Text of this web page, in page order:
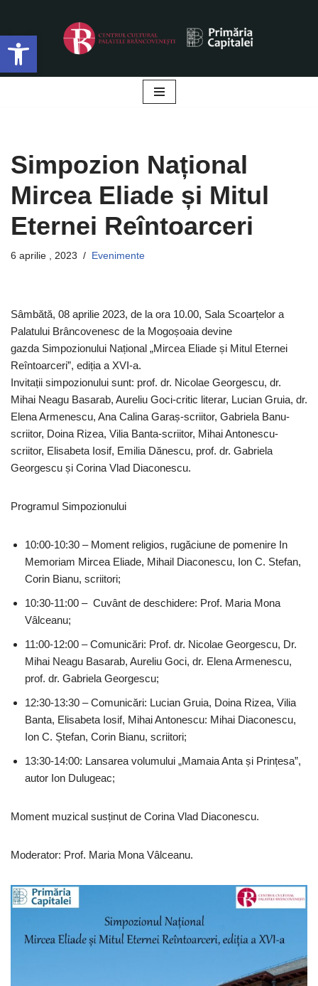
Deschide bara de unelte
Sari
la
conținut
Simpozion Național
Mircea Eliade și Mitul
Eternei Reîntoarceri
6 aprilie , 2023 Evenimente
Sâmbătă, 08 aprilie 2023, de la ora 10.00, Sala Scoarțelor a
Palatului Brâncovenesc de la Mogoșoaia devine
gazda Simpozionului Național „Mircea Eliade și Mitul Eternei
Reîntoarceri”, ediția a XVI-a.
Invitații simpozionului sunt: prof. dr. Nicolae Georgescu, dr.
Mihai Neagu Basarab, Aureliu Goci-critic literar, Lucian Gruia, dr.
Elena Armenescu, Ana Calina Garaș-scriitor, Gabriela Banu-
scriitor, Doina Rizea, Vilia Banta-scriitor, Mihai Antonescu-
scriitor, Elisabeta Iosif, Emilia Dănescu, prof. dr. Gabriela
Georgescu și Corina Vlad Diaconescu.
Programul Simpozionului
10:00-10:30 – Moment religios, rugăciune de pomenire In
Memoriam Mircea Eliade, Mihail Diaconescu, Ion C. Stefan,
Corin Bianu, scriitori;
10:30-11:00 – Cuvânt de deschidere: Prof. Maria Mona
Vâlceanu;
11:00-12:00 – Comunicări: Prof. dr. Nicolae Georgescu, Dr.
Mihai Neagu Basarab, Aureliu Goci, dr. Elena Armenescu,
prof. dr. Gabriela Georgescu;
12:30-13:30 – Comunicări: Lucian Gruia, Doina Rizea, Vilia
Banta, Elisabeta Iosif, Mihai Antonescu: Mihai Diaconescu,
Ion C. Ștefan, Corin Bianu, scriitori;
13:30-14:00: Lansarea volumului „Mamaia Anta și Prințesa”,
autor Ion Dulugeac;
Moment muzical susținut de Corina Vlad Diaconescu.
Moderator: Prof. Maria Mona Vâlceanu.